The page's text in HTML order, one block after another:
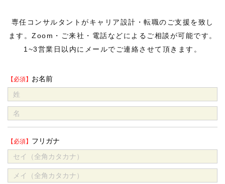
専任コンサルタントがキャリア設計・転職のご支援を致し
ます。 Zoom・ご来社・電話などによるご相談が可能です。
1~3営業日以内にメールでご連絡させて頂きます。
お名前
フリガナ